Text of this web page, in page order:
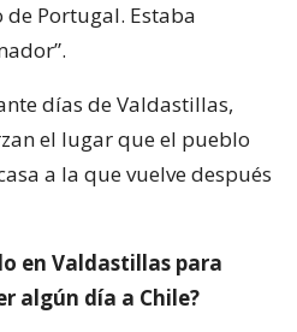
Portugal. Estaba
días de Valdastillas,
el lugar que el pueblo
a la que vuelve después
en Valdastillas para
algún día a Chile?